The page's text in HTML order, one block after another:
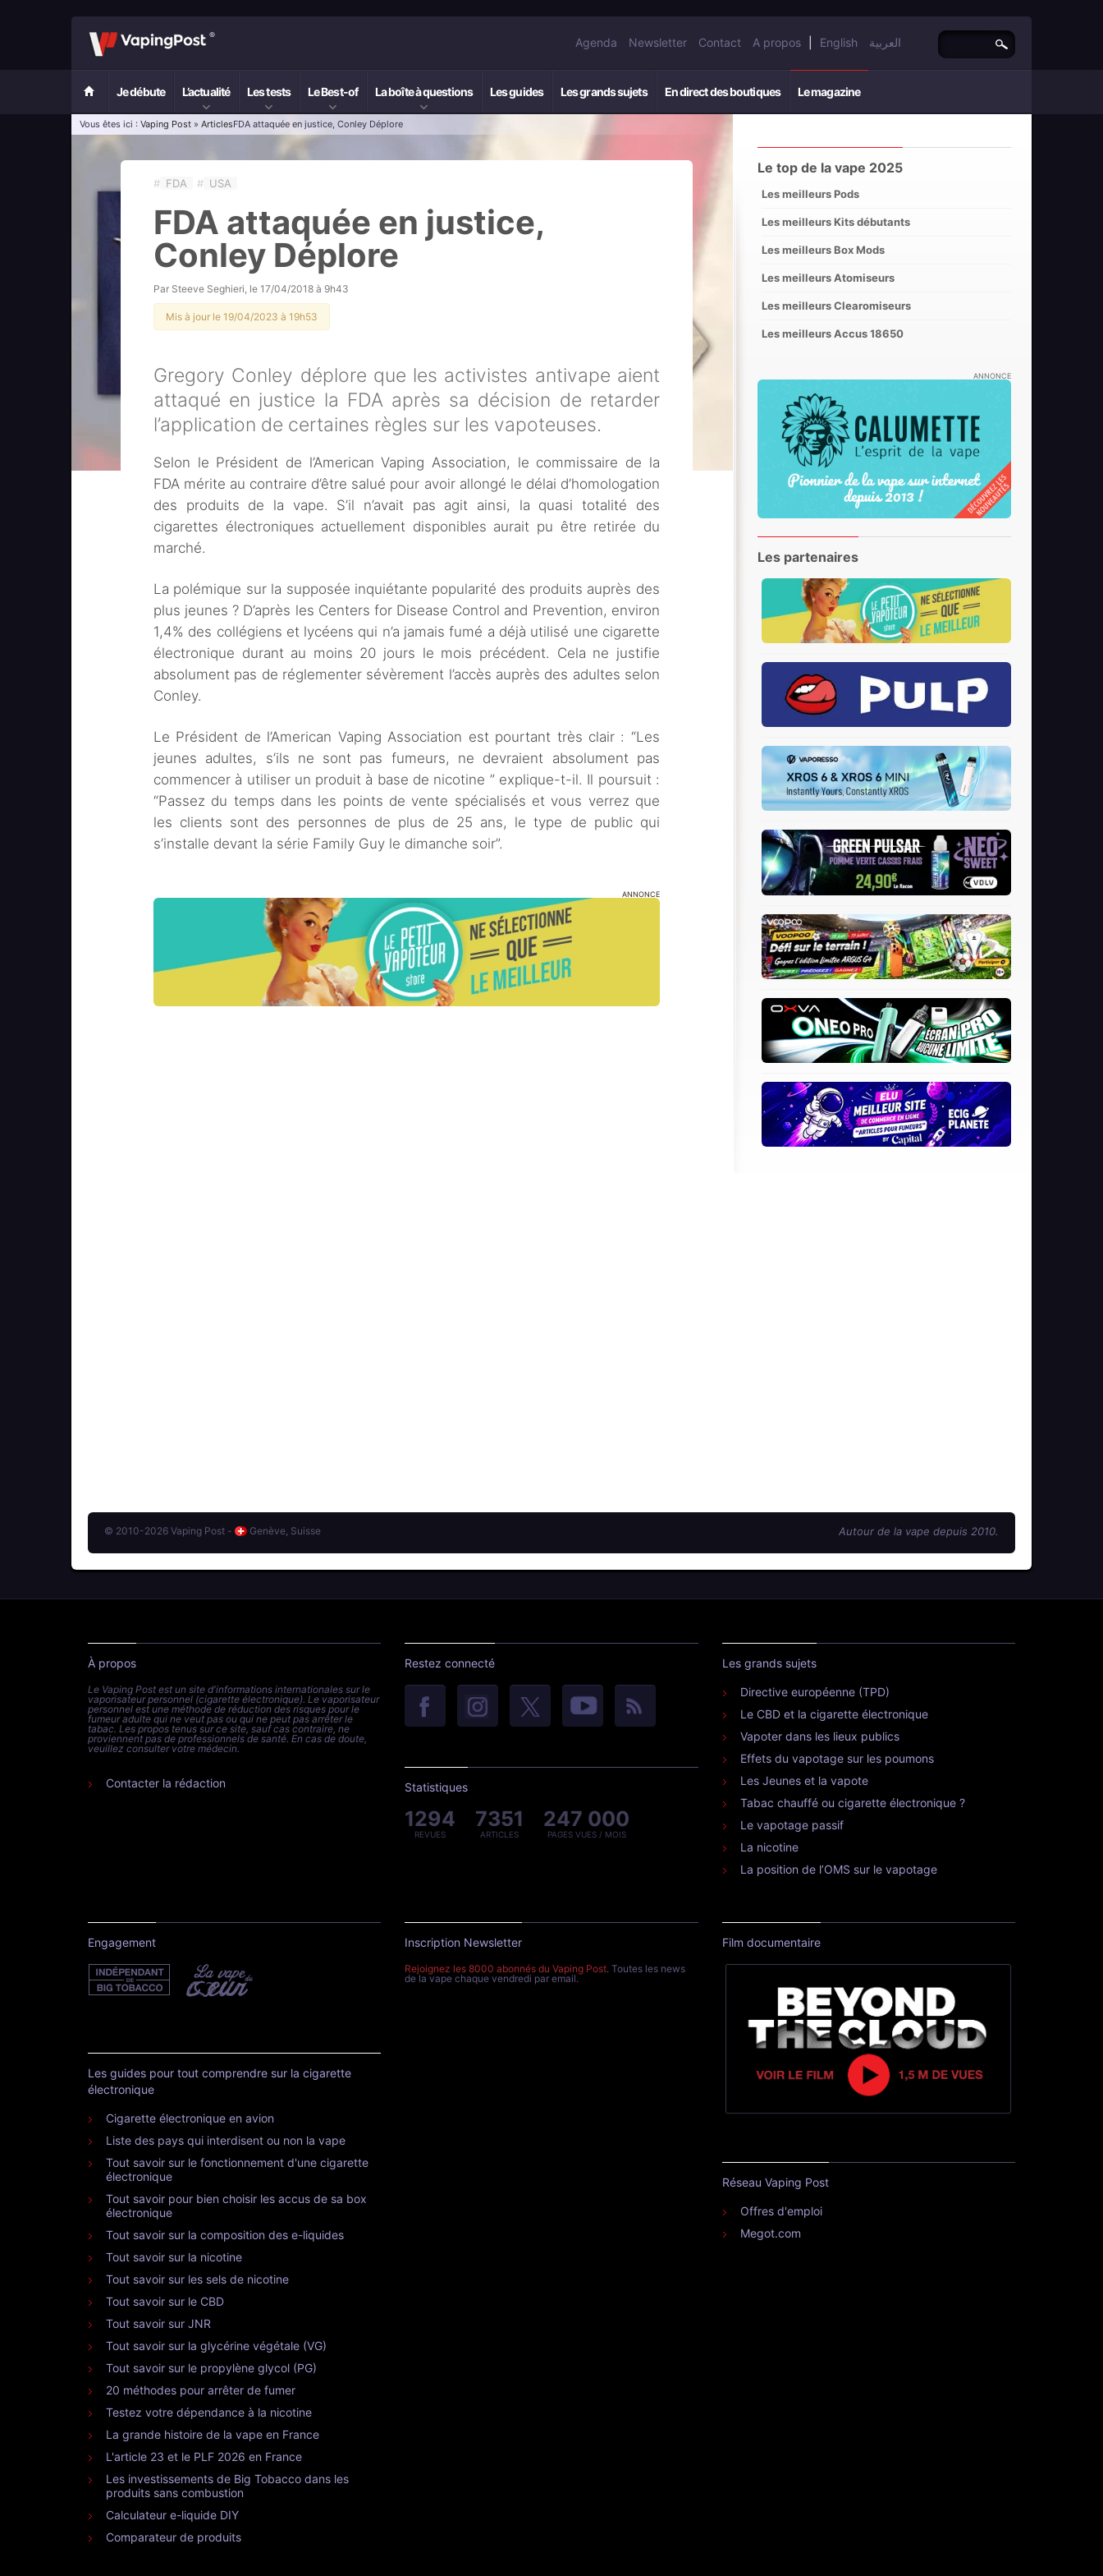
Agenda Newsletter Contact A propos English العربية
Je débute L’actualité Les tests Le Best-of La boîte à questions Les guides Les grands sujets En direct des boutiques Le magazine
Vous êtes ici : Vaping Post » ArticlesFDA attaquée en justice, Conley Déplore
# FDA # USA
FDA attaquée en justice,
Conley Déplore
Par Steeve Seghieri, le 17/04/2018 à 9h43
Mis à jour le 19/04/2023 à 19h53
Gregory Conley déplore que les activistes antivape aient
attaqué en justice la FDA après sa décision de retarder
l’application de certaines règles sur les vapoteuses.
Selon le Président de l’American Vaping Association, le commissaire de la
FDA mérite au contraire d’être salué pour avoir allongé le délai d’homologation
des produits de la vape. S’il n’avait pas agit ainsi, la quasi totalité des
cigarettes électroniques actuellement disponibles aurait pu être retirée du
marché.
La polémique sur la supposée inquiétante popularité des produits auprès des
plus jeunes ? D’après les Centers for Disease Control and Prevention, environ
1,4% des collégiens et lycéens qui n’a jamais fumé a déjà utilisé une cigarette
électronique durant au moins 20 jours le mois précédent. Cela ne justifie
absolument pas de réglementer sévèrement l’accès auprès des adultes selon
Conley.
Le Président de l’American Vaping Association est pourtant très clair : “Les
jeunes adultes, s’ils ne sont pas fumeurs, ne devraient absolument pas
commencer à utiliser un produit à base de nicotine ” explique-t-il. Il poursuit :
“Passez du temps dans les points de vente spécialisés et vous verrez que
les clients sont des personnes de plus de 25 ans, le type de public qui
s’installe devant la série Family Guy le dimanche soir”.
ANNONCE
Le top de la vape 2025
Les meilleurs Pods
Les meilleurs Kits débutants
Les meilleurs Box Mods
Les meilleurs Atomiseurs
Les meilleurs Clearomiseurs
Les meilleurs Accus 18650
ANNONCE
Les partenaires
© 2010-2026 Vaping Post - Genève, Suisse Autour de la vape depuis 2010.
À propos
Le Vaping Post est un site d'informations internationales sur le
vaporisateur personnel (cigarette électronique). Le vaporisateur
personnel est une méthode de réduction des risques pour le
fumeur adulte qui ne veut pas ou qui ne peut pas arrêter le
tabac. Les propos tenus sur ce site, sauf cas contraire, ne
proviennent pas de professionnels de santé. En cas de doute,
veuillez consulter votre médecin.
Contacter la rédaction
Restez connecté
Statistiques
1294
REVUES
7351
ARTICLES
247 000
PAGES VUES / MOIS
Les grands sujets
Directive européenne (TPD)
Le CBD et la cigarette électronique
Vapoter dans les lieux publics
Effets du vapotage sur les poumons
Les Jeunes et la vapote
Tabac chauffé ou cigarette électronique ?
Le vapotage passif
La nicotine
La position de l’OMS sur le vapotage
Engagement
Les guides pour tout comprendre sur la cigarette
électronique
Cigarette électronique en avion
Liste des pays qui interdisent ou non la vape
Tout savoir sur le fonctionnement d'une cigarette
électronique
Tout savoir pour bien choisir les accus de sa box
électronique
Tout savoir sur la composition des e-liquides
Tout savoir sur la nicotine
Tout savoir sur les sels de nicotine
Tout savoir sur le CBD
Tout savoir sur JNR
Tout savoir sur la glycérine végétale (VG)
Tout savoir sur le propylène glycol (PG)
20 méthodes pour arrêter de fumer
Testez votre dépendance à la nicotine
La grande histoire de la vape en France
L'article 23 et le PLF 2026 en France
Les investissements de Big Tobacco dans les
produits sans combustion
Calculateur e-liquide DIY
Comparateur de produits
Inscription Newsletter
Rejoignez les 8000 abonnés du Vaping Post. Toutes les news
de la vape chaque vendredi par email.
Film documentaire
Réseau Vaping Post
Offres d'emploi
Megot.com